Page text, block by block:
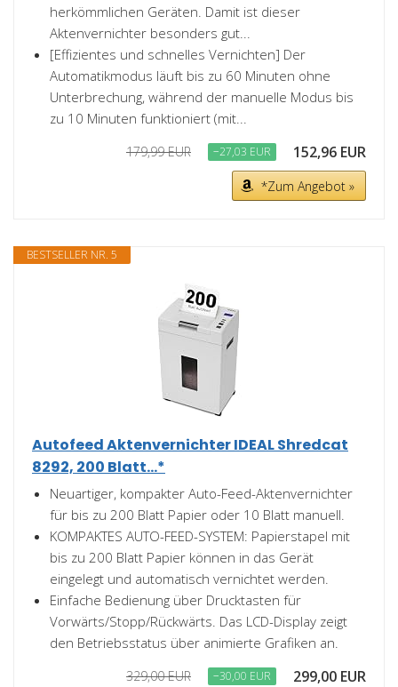
herkömmlichen Geräten. Damit ist dieser
Aktenvernichter besonders gut...
[Effizientes und schnelles Vernichten] Der
Automatikmodus läuft bis zu 60 Minuten ohne
Unterbrechung, während der manuelle Modus bis
zu 10 Minuten funktioniert (mit...
179,99 EUR −27,03 EUR 152,96 EUR
*Zum Angebot »
BESTSELLER NR. 5
Autofeed Aktenvernichter IDEAL Shredcat
8292, 200 Blatt...*
Neuartiger, kompakter Auto-Feed-Aktenvernichter
für bis zu 200 Blatt Papier oder 10 Blatt manuell.
KOMPAKTES AUTO-FEED-SYSTEM: Papierstapel mit
bis zu 200 Blatt Papier können in das Gerät
eingelegt und automatisch vernichtet werden.
Einfache Bedienung über Drucktasten für
Vorwärts/Stopp/Rückwärts. Das LCD-Display zeigt
den Betriebsstatus über animierte Grafiken an.
329,00 EUR −30,00 EUR 299,00 EUR